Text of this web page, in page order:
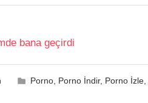
bana geçirdi
Porno, Porno İndir, Porno İzle,